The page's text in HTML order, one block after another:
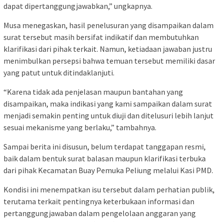
dapat dipertanggungjawabkan,” ungkapnya.
Musa menegaskan, hasil penelusuran yang disampaikan dalam
surat tersebut masih bersifat indikatif dan membutuhkan
klarifikasi dari pihak terkait. Namun, ketiadaan jawaban justru
menimbulkan persepsi bahwa temuan tersebut memiliki dasar
yang patut untuk ditindaklanjuti.
“Karena tidak ada penjelasan maupun bantahan yang
disampaikan, maka indikasi yang kami sampaikan dalam surat
menjadi semakin penting untuk diuji dan ditelusuri lebih lanjut
sesuai mekanisme yang berlaku,” tambahnya.
Sampai berita ini disusun, belum terdapat tanggapan resmi,
baik dalam bentuk surat balasan maupun klarifikasi terbuka
dari pihak Kecamatan Buay Pemuka Peliung melalui Kasi PMD.
Kondisi ini menempatkan isu tersebut dalam perhatian publik,
terutama terkait pentingnya keterbukaan informasi dan
pertanggungjawaban dalam pengelolaan anggaran yang